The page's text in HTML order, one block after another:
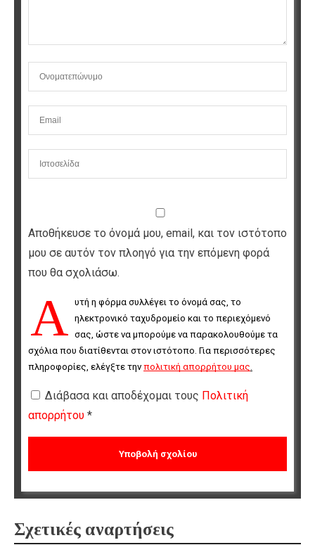
Αποθήκευσε το όνομά μου, email, και τον ιστότοπο
μου σε αυτόν τον πλοηγό για την επόμενη φορά
που θα σχολιάσω.
Α υτή η φόρμα συλλέγει το όνομά σας, το
ηλεκτρονικό ταχυδρομείο και το περιεχόμενό
σας, ώστε να μπορούμε να παρακολουθούμε τα
σχόλια που διατίθενται στον ιστότοπο. Για περισσότερες
πληροφορίες, ελέγξτε την πολιτική απορρήτου μας.
Διάβασα και αποδέχομαι τους Πολιτική
απορρήτου *
Σχετικές αναρτήσεις